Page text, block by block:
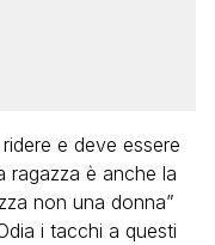
e deve essere
ragazza è anche la
non una donna”
i tacchi a questi